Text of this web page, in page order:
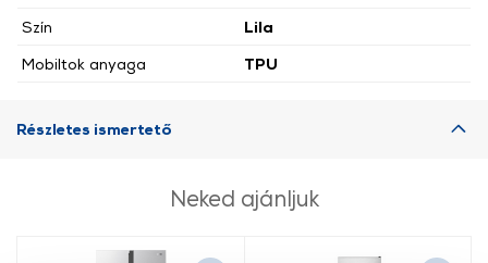
Szín
Lila
Mobiltok anyaga
TPU
Részletes ismertető
Neked ajánljuk